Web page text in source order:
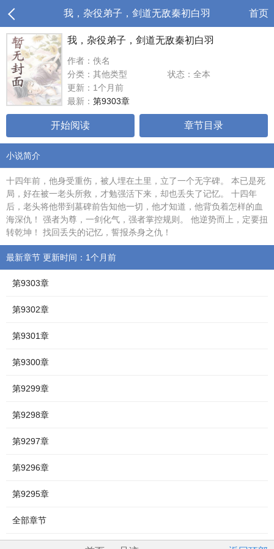
我，杂役弟子，剑道无敌秦初白羽 首页
我，杂役弟子，剑道无敌秦初白羽
作者：佚名
分类：其他类型
状态：全本
更新：1个月前
最新： 第9303章
开始阅读 章节目录
小说简介
十四年前，他身受重伤，被人埋在土里，立了一个无字碑。 本已是死
局，好在被一老头所救，才勉强活下来，却也丢失了记忆。 十四年
后，老头将他带到墓碑前告知他一切，他才知道，他背负着怎样的血
海深仇！ 强者为尊，一剑化气，强者掌控规则。 他逆势而上，定要扭
转乾坤！ 找回丢失的记忆，誓报杀身之仇！
最新章节 更新时间：1个月前
第9303章
第9302章
第9301章
第9300章
第9299章
第9298章
第9297章
第9296章
第9295章
全部章节